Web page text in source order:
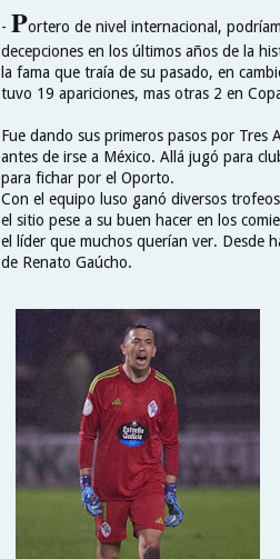
- Portero de nivel internacional,
decepciones en los últimos años de la
la fama que traía de su pasado, en
tuvo 19 apariciones, mas otras 2 en
Fue dando sus primeros pasos por Tres
antes de irse a México. Allá jugó para
para fichar por el Oporto.
Con el equipo luso ganó diversos
el sitio pese a su buen hacer en los
el líder que muchos querían ver. Desde
de Renato Gaúcho.